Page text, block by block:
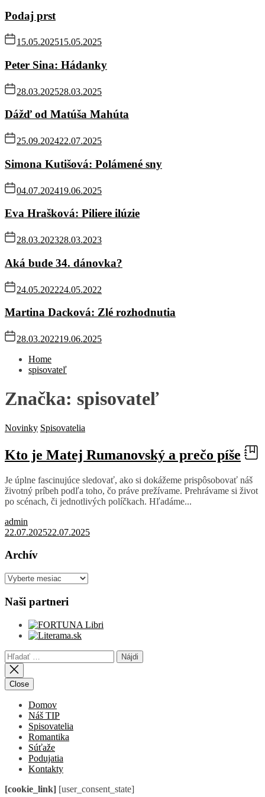
Podaj prst
15.05.202515.05.2025
Peter Sina: Hádanky
28.03.202528.03.2025
Dážď od Matúša Mahúta
25.09.202422.07.2025
Simona Kutišová: Polámené sny
04.07.202419.06.2025
Eva Hrašková: Piliere ilúzie
28.03.202328.03.2023
Aká bude 34. dánovka?
24.05.202224.05.2022
Martina Dacková: Zlé rozhodnutia
28.03.202219.06.2025
Home
spisovateľ
Značka: spisovateľ
Novinky Spisovatelia
Kto je Matej Rumanovský a prečo píše
Je úplne fascinujúce sledovať, ako si dokážeme prispôsobovať náš
životný príbeh podľa toho, čo práve prežívame. Prehrávame si život
po scénach, či jednotlivých políčkach. Hľadáme...
admin
22.07.202522.07.2025
Archív
Archív
Naši partneri
Hľadať:
Close
Domov
Náš TIP
Spisovatelia
Romantika
Súťaže
Podujatia
Kontakty
[cookie_link] [user_consent_state]